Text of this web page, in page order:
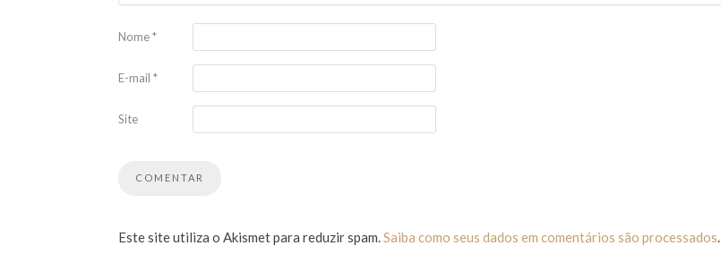
Nome*
E-mail *
Site
Este site utiliza o Akismet para reduzir spam.Saiba como seus dados em comentários são processados.